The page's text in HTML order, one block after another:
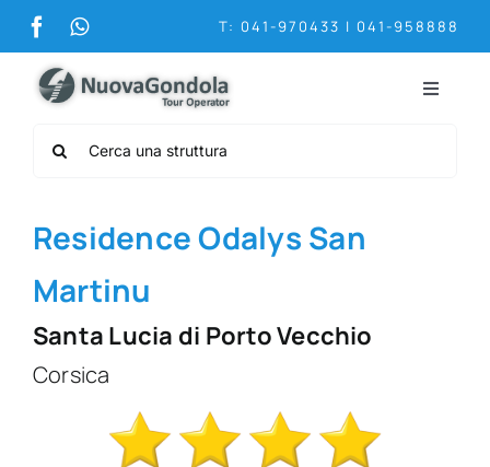
Salta
contenuto
T: 041-970433 | 041-958888
Toggle
Home
Destinazioni
Crociere in Croazia
per:
Residence Odalys San
Martinu
Santa Lucia di Porto Vecchio
Corsica